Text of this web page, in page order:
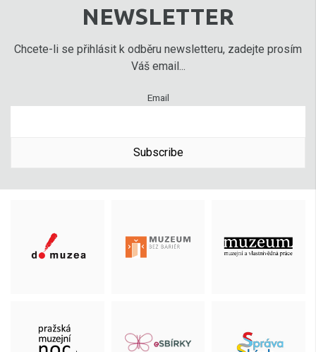
NEWSLETTER
Chcete-li se přihlásit k odběru newsletteru, zadejte prosím
Váš email...
Email
Subscribe